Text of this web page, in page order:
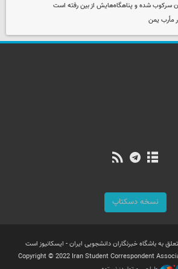
سرکوب شده و پناهگاه‌هایش از بین رفته است
مأرب یمن
نسخه دسکتاپ
به باشگاه خبرنگاران دانشجویی ایران - ایسکانیوز است
Copyright © 2022 Iran Student Correspondent